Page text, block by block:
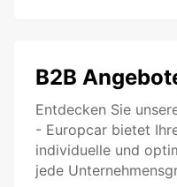
B2B
Entdecken Sie
- Europcar bietet
individuelle und
jede